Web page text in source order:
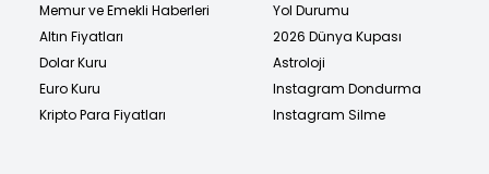
Memur ve Emekli Haberleri
Altın Fiyatları
Dolar Kuru
Euro Kuru
Kripto Para Fiyatları
Yol Durumu
2026 Dünya Kupası
Astroloji
Instagram Dondurma
Instagram Silme